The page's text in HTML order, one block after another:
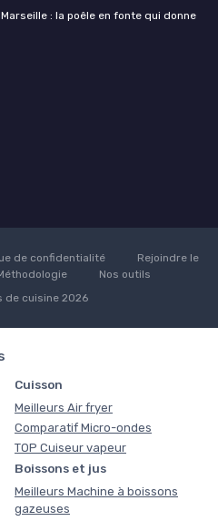
: la poêle en fonte qui donne
de confidentialité
Rejoindre le
Nos outils
de cuisine 2026
Cuisson
Meilleurs Air fryer
Comparatif Micro-ondes
TOP Cuiseur vapeur
Boissons et jus
Meilleurs Machine à boissons
gazeuses